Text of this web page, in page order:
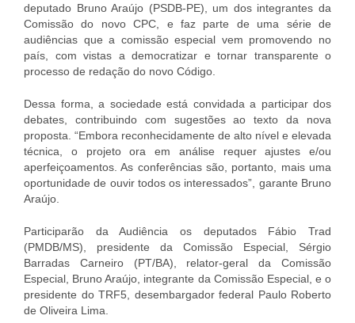
deputado Bruno Araújo (PSDB-PE), um dos integrantes da
Comissão do novo CPC, e faz parte de uma série de
audiências que a comissão especial vem promovendo no
país, com vistas a democratizar e tornar transparente o
processo de redação do novo Código.
Dessa forma, a sociedade está convidada a participar dos
debates, contribuindo com sugestões ao texto da nova
proposta. “Embora reconhecidamente de alto nível e elevada
técnica, o projeto ora em análise requer ajustes e/ou
aperfeiçoamentos. As conferências são, portanto, mais uma
oportunidade de ouvir todos os interessados”, garante Bruno
Araújo.
Participarão da Audiência os deputados Fábio Trad
(PMDB/MS), presidente da Comissão Especial, Sérgio
Barradas Carneiro (PT/BA), relator-geral da Comissão
Especial, Bruno Araújo, integrante da Comissão Especial, e o
presidente do TRF5, desembargador federal Paulo Roberto
de Oliveira Lima.